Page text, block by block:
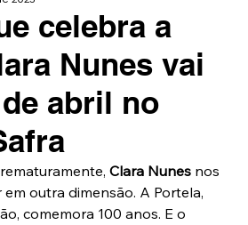
celebra a
Nunes vai
abril no
Clara Nunes nos
outra dimensão. A Portela,
comemora 100 anos. E o